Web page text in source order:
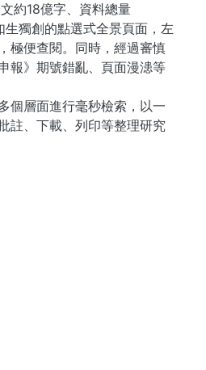
約18億字、資料總量
獨創的點選式全景頁面，左
極便查閱。同時，經過審慎
報》期號錯亂、頁面漫漶等
個層面進行毫秒檢索，以一
註、下載、列印等整理研究